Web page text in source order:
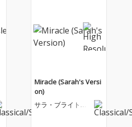
Miracle (Sarah's Versi
on)
サラ・ブライトマ